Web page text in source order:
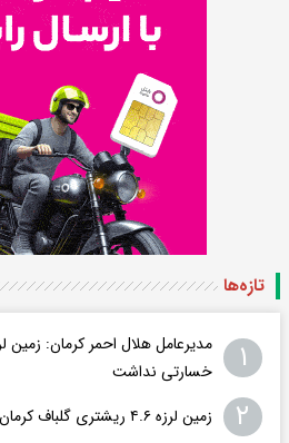
تازه‌ها
۱
خسارتی نداشت
۲ زمین لرزه ۴.۶ ریشتری گلباف کرمان را لرزاند